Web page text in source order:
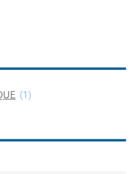
(1)